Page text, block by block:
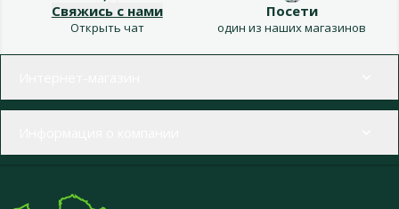
Свяжись с нами
Открыть чат
Посети
один из наших магазинов